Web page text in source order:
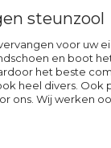
steunzool
voor uw
en boot
het beste
heel divers. Ook
ons. Wij werken